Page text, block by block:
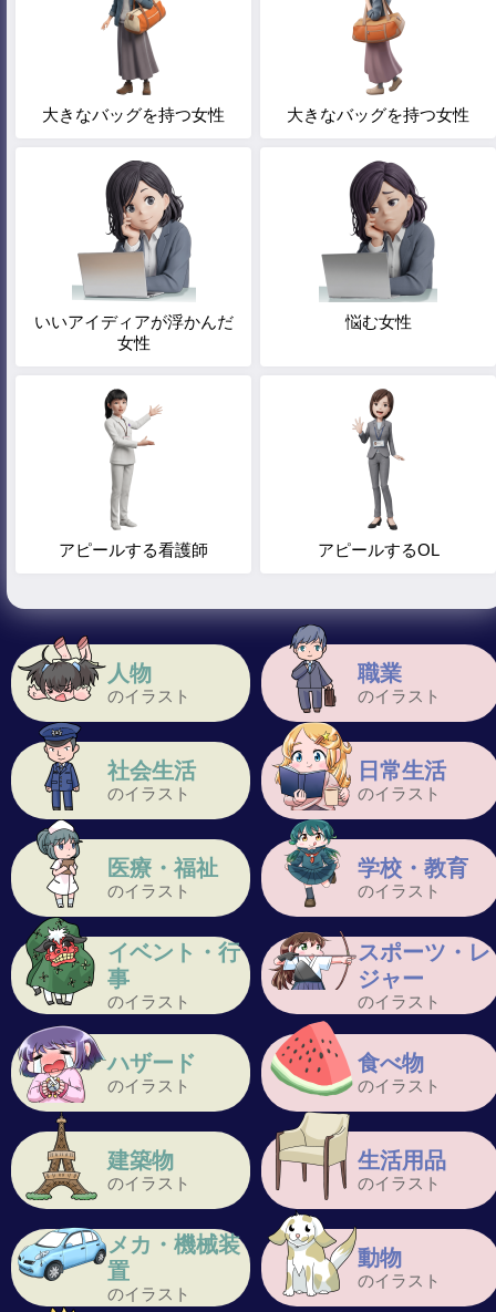
人物
のイラスト
職業
のイラスト
社会生活
のイラスト
日常生活
のイラスト
医療・福祉
のイラスト
学校・教育
のイラスト
イベント・行
事
のイラスト
スポーツ・レ
ジャー
のイラスト
ハザード
のイラスト
食べ物
のイラスト
建築物
のイラスト
生活用品
のイラスト
メカ・機械装
置
のイラスト
動物
のイラスト
大きなバッグを持つ女性 大きなバッグを持つ女性
いいアイディアが浮かんだ
女性
悩む女性
アピールする看護師 アピールするOL